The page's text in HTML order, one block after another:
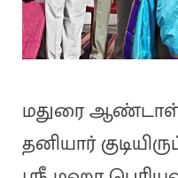
மதுரை
தனியார்